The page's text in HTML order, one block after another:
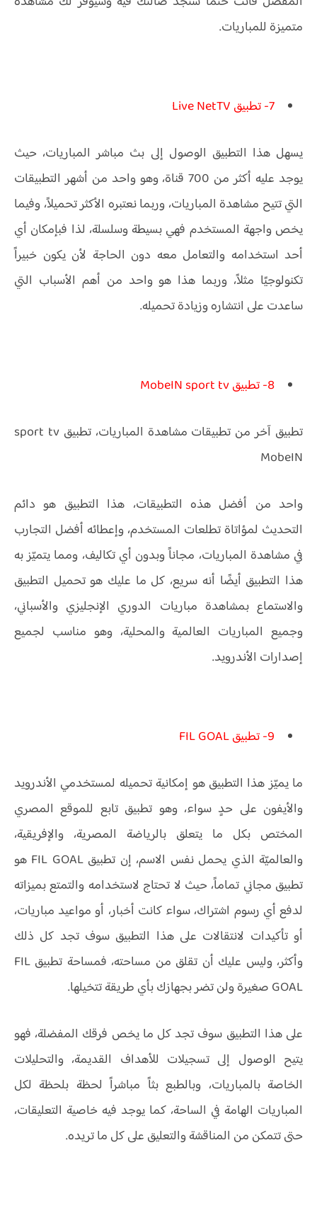
متميزة للمباريات.
7- تطبيق Live NetTV
يسهل هذا التطبيق الوصول إلى بث مباشر المباريات، حيث
يوجد عليه أكثر من 700 قناة، وهو واحد من أشهر التطبيقات
التي تتيح مشاهدة المباريات، وربما نعتبره الأكثر تحميلاً، وفيما
يخص واجهة المستخدم فهي بسيطة وسلسلة، لذا فبإمكان أي
أحد استخدامه والتعامل معه دون الحاجة لأن يكون خبيراً
تكنولوجيًا مثلاً، وربما هذا هو واحد من أهم الأسباب التي
ساعدت على انتشاره وزيادة تحميله.
8- تطبيق MobeIN sport tv
تطبيق آخر من تطبيقات مشاهدة المباريات، تطبيق sport tv
MobeIN
واحد من أفضل هذه التطبيقات، هذا التطبيق هو دائم
التحديث لمؤاتاة تطلعات المستخدم، وإعطائه أفضل التجارب
في مشاهدة المباريات، مجاناً وبدون أي تكاليف، ومما يتميّز به
هذا التطبيق أيضًا أنه سريع، كل ما عليك هو تحميل التطبيق
والاستماع بمشاهدة مباريات الدوري الإنجليزي والأسباني،
وجميع المباريات العالمية والمحلية، وهو مناسب لجميع
إصدارات الأندرويد.
9- تطبيق FIL GOAL
ما يميّز هذا التطبيق هو إمكانية تحميله لمستخدمي الأندرويد
والأيفون على حدٍ سواء، وهو تطبيق تابع للموقع المصري
المختص بكل ما يتعلق بالرياضة المصرية، والإفريقية،
والعالميّة الذي يحمل نفس الاسم، إن تطبيق FIL GOAL هو
تطبيق مجاني تماماً، حيث لا تحتاج لاستخدامه والتمتع بميزاته
لدفع أي رسوم اشتراك، سواء كانت أخبار، أو مواعيد مباريات،
أو تأكيدات لانتقالات على هذا التطبيق سوف تجد كل ذلك
وأكثر، وليس عليك أن تقلق من مساحته، فمساحة تطبيق FIL
GOAL صغيرة ولن تضر بجهازك بأي طريقة تتخيلها.
على هذا التطبيق سوف تجد كل ما يخص فرقك المفضلة، فهو
يتيح الوصول إلى تسجيلات للأهداف القديمة، والتحليلات
الخاصة بالمباريات، وبالطبع بثاً مباشراً لحظة بلحظة لكل
المباريات الهامة في الساحة، كما يوجد فيه خاصية التعليقات،
حتى تتمكن من المناقشة والتعليق على كل ما تريده.